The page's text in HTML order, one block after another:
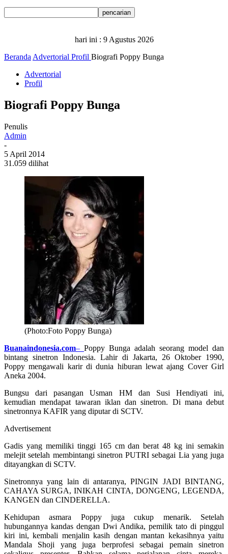
hari ini : 9 Agustus 2026
Beranda Advertorial Profil Biografi Poppy Bunga
Advertorial
Profil
Biografi Poppy Bunga
Penulis
Admin
-
5 April 2014
31.059 dilihat
(Photo:Foto Poppy Bunga)
Buanaindonesia.com– Poppy Bunga adalah seorang model dan
bintang sinetron Indonesia. Lahir di Jakarta, 26 Oktober 1990,
Poppy mengawali karir di dunia hiburan lewat ajang Cover Girl
Aneka 2004.
Bungsu dari pasangan Usman HM dan Susi Hendiyati ini,
kemudian mendapat tawaran iklan dan sinetron. Di mana debut
sinetronnya KAFIR yang diputar di SCTV.
Advertisement
Gadis yang memiliki tinggi 165 cm dan berat 48 kg ini semakin
melejit setelah membintangi sinetron PUTRI sebagai Lia yang juga
ditayangkan di SCTV.
Sinetronnya yang lain di antaranya, PINGIN JADI BINTANG,
CAHAYA SURGA, INIKAH CINTA, DONGENG, LEGENDA,
KANGEN dan CINDERELLA.
Kehidupan asmara Poppy juga cukup menarik. Setelah
hubungannya kandas dengan Dwi Andika, pemilik tato di pinggul
kiri ini, kembali menjalin kasih dengan mantan kekasihnya yaitu
Mandala Shoji yang juga berprofesi sebagai pemain sinetron